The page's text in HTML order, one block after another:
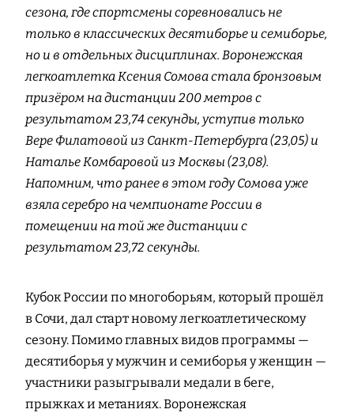
сезона, где спортсмены соревновались не
только в классических десятиборье и семиборье,
но и в отдельных дисциплинах. Воронежская
легкоатлетка Ксения Сомова стала бронзовым
призёром на дистанции 200 метров с
результатом 23,74 секунды, уступив только
Вере Филатовой из Санкт-Петербурга (23,05) и
Наталье Комбаровой из Москвы (23,08).
Напомним, что ранее в этом году Сомова уже
взяла серебро на чемпионате России в
помещении на той же дистанции с
результатом 23,72 секунды.
Кубок России по многоборьям, который прошёл
в Сочи, дал старт новому легкоатлетическому
сезону. Помимо главных видов программы —
десятиборья у мужчин и семиборья у женщин —
участники разыгрывали медали в беге,
прыжках и метаниях. Воронежская